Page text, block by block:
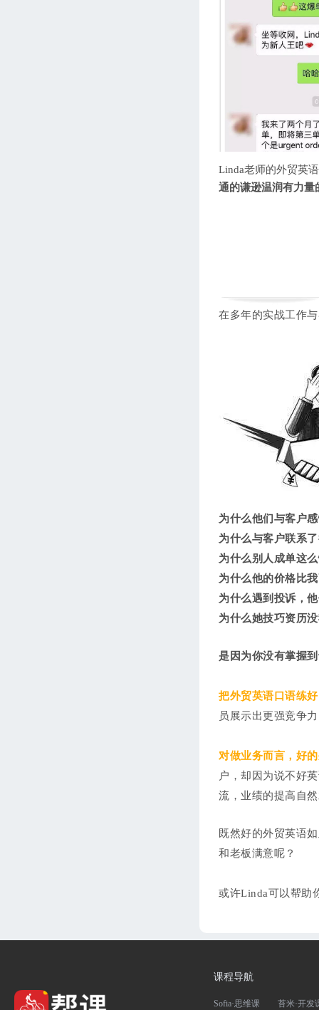
Linda老师的外贸英
通的谦逊温润有力量
在多年的实战工作
为什么他们与客户
为什么与客户联系
为什么别人成单这
为什么他的价格比
为什么遇到投诉，
为什么她技巧资历
是因为你没有掌握
把外贸英语口语练
员展示出更强竞争
对做业务而言，好
户，却因为说不好
流，业绩的提高自
既然好的外贸英语
和老板满意呢？
或许Linda可以帮助
课程导航
Sofia·思维课
苔米·开发